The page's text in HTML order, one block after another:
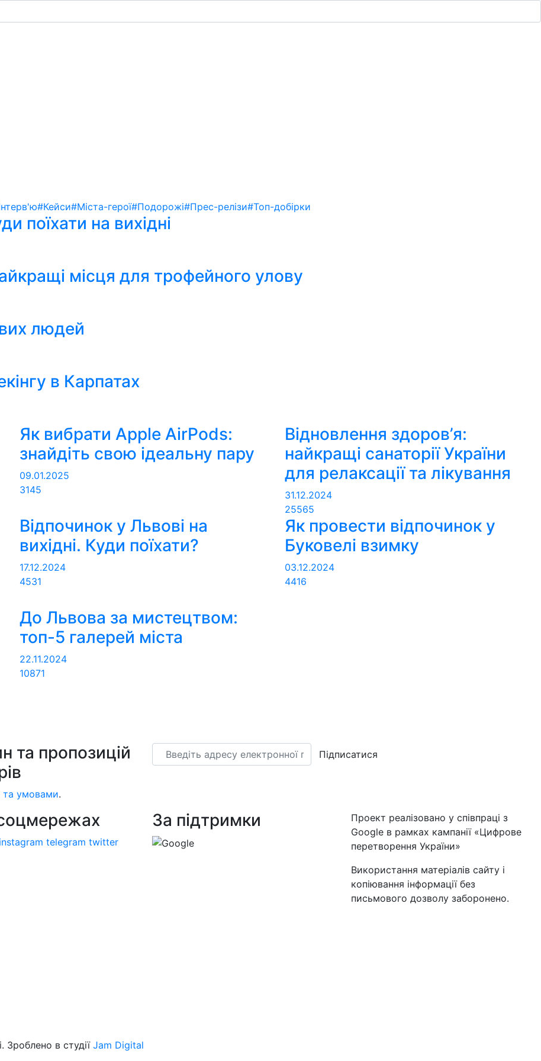
#Кейси#Міста-герої#Подорожі#Прес-релізи#Топ-добірки
поїхати на вихідні
місця для трофейного улову
людей
в Карпатах
Як вибрати Apple AirPods:
знайдіть свою ідеальну пару
09.01.2025
3145
Відновлення здоров’я:
найкращі санаторії України
для релаксації та лікування
31.12.2024
25565
Відпочинок у Львові на
вихідні. Куди поїхати?
17.12.2024
4531
Як провести відпочинок у
Буковелі взимку
03.12.2024
4416
До Львова за мистецтвом:
топ-5 галерей міста
22.11.2024
10871
та пропозицій
умовами.
Підписатися
instagram telegram twitter
За підтримки
Проект реалізовано у співпраці з
Google в рамках кампанії «Цифрове
перетворення України»
Використання матеріалів сайту і
копіювання інформації без
письмового дозволу заборонено.
Зроблено в студіїJam Digital